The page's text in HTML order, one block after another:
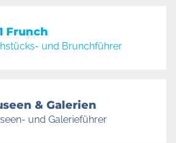
Frunch
und Brunchführer
& Galerien
und Galerieführer